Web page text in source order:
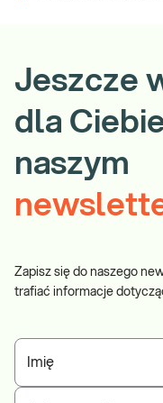
Jeszcze
dla
naszym
Zapisz się do naszego
trafiać informacje
Imię